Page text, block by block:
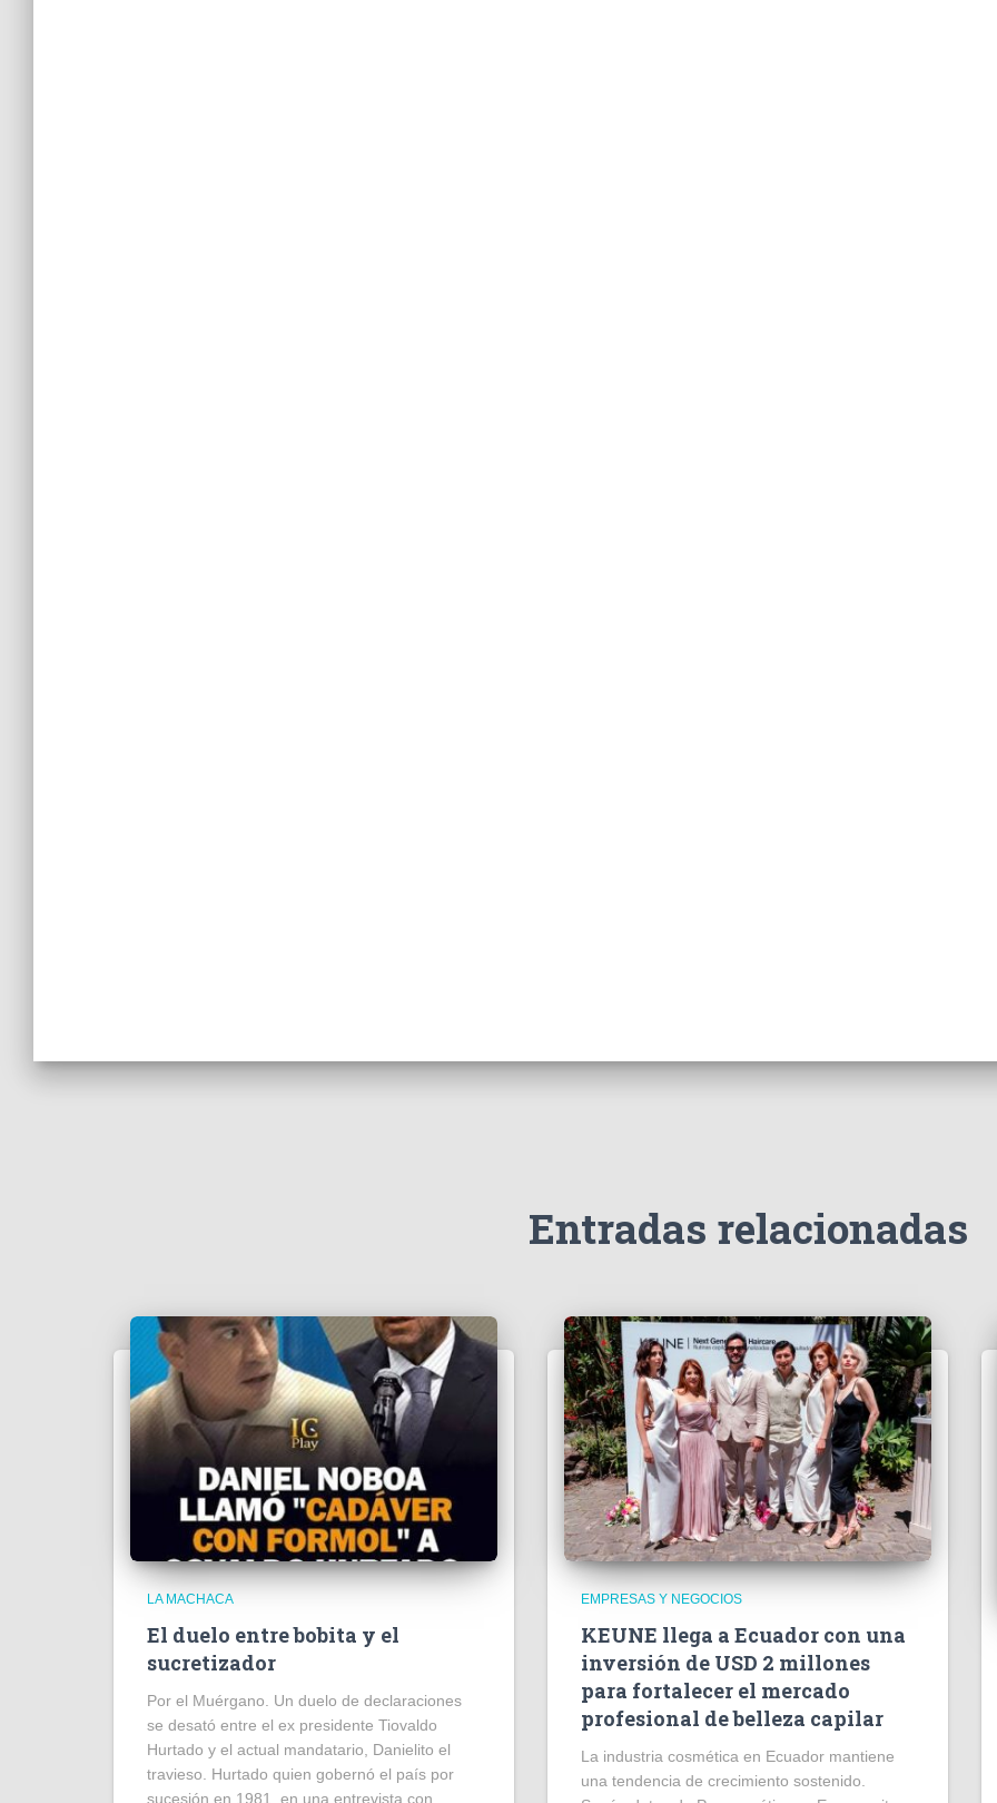
Entradas relacionadas
LA MACHACA
El duelo entre bobita y el
sucretizador
Por el Muérgano. Un duelo de declaraciones
se desató entre el ex presidente Tiovaldo
Hurtado y el actual mandatario, Danielito el
travieso. Hurtado quien gobernó el país por
sucesión en 1981, en una entrevista con
EMPRESAS Y NEGOCIOS
KEUNE llega a Ecuador con una
inversión de USD 2 millones
para fortalecer el mercado
profesional de belleza capilar
La industria cosmética en Ecuador mantiene
una tendencia de crecimiento sostenido.